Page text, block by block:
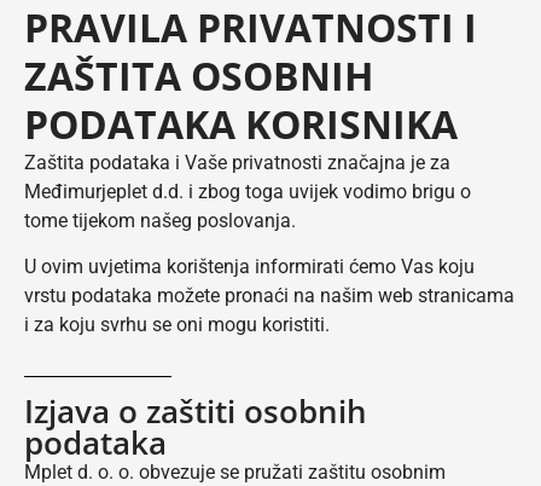
PRAVILA PRIVATNOSTI I
ZAŠTITA OSOBNIH
PODATAKA KORISNIKA
Zaštita podataka i Vaše privatnosti značajna je za
Međimurjeplet d.d. i zbog toga uvijek vodimo brigu o
tome tijekom našeg poslovanja.
U ovim uvjetima korištenja informirati ćemo Vas koju
vrstu podataka možete pronaći na našim web stranicama
i za koju svrhu se oni mogu koristiti.
Izjava o zaštiti osobnih
podataka
Mplet d. o. o. obvezuje se pružati zaštitu osobnim